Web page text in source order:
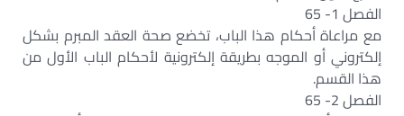
الفصل 1- 65
مع مراعاة أحكام هذا الباب، تخضع صحة العقد المبرم بشكل
إلكتروني أو الموجه بطريقة إلكترونية لأحكام الباب الأول من
هذا القسم.
الفصل 2- 65